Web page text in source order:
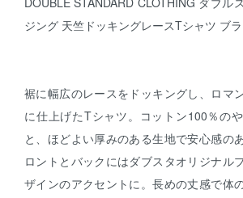
ジング 天竺ドッキングレースTシャツ ブ
裾に幅広のレースをドッキングし、ロマ
に仕上げたTシャツ。コットン100％の
と、ほどよい厚みのある生地で安心感の
ロントとバックにはダブスタオリジナル
ザインのアクセントに。長めの丈感で体